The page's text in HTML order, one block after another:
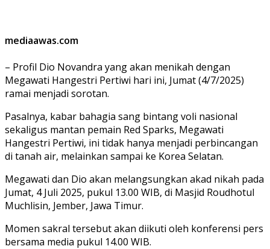
mediaawas.com
– Profil Dio Novandra yang akan menikah dengan
Megawati Hangestri Pertiwi hari ini, Jumat (4/7/2025)
ramai menjadi sorotan.
Pasalnya, kabar bahagia sang bintang voli nasional
sekaligus mantan pemain Red Sparks, Megawati
Hangestri Pertiwi, ini tidak hanya menjadi perbincangan
di tanah air, melainkan sampai ke Korea Selatan.
Megawati dan Dio akan melangsungkan akad nikah pada
Jumat, 4 Juli 2025, pukul 13.00 WIB, di Masjid Roudhotul
Muchlisin, Jember, Jawa Timur.
Momen sakral tersebut akan diikuti oleh konferensi pers
bersama media pukul 14.00 WIB.